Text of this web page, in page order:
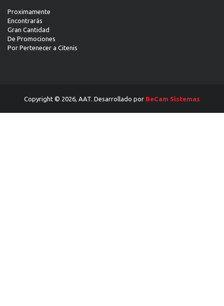
Proximamente
Encontrarás
Gran Cantidad
De Promociones
Por Pertenecer a Citenis
Copyright © 2026, AAT. Desarrollado por BeCam Sistemas